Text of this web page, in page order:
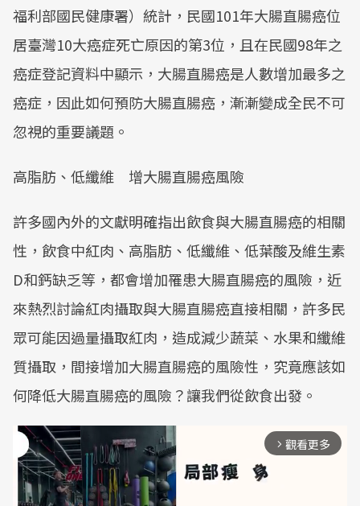
福利部國民健康署）統計，民國101年大腸直腸癌位
居臺灣10大癌症死亡原因的第3位，且在民國98年之
癌症登記資料中顯示，大腸直腸癌是人數增加最多之
癌症，因此如何預防大腸直腸癌，漸漸變成全民不可
忽視的重要議題。
高脂肪、低纖維 增大腸直腸癌風險
許多國內外的文獻明確指出飲食與大腸直腸癌的相關
性，飲食中紅肉、高脂肪、低纖維、低葉酸及維生素
D和鈣缺乏等，都會增加罹患大腸直腸癌的風險，近
來熱烈討論紅肉攝取與大腸直腸癌直接相關，許多民
眾可能因過量攝取紅肉，造成減少蔬菜、水果和纖維
質攝取，間接增加大腸直腸癌的風險性，究竟應該如
何降低大腸直腸癌的風險？讓我們從飲食出發。
arrow_forward_ios 觀看更多